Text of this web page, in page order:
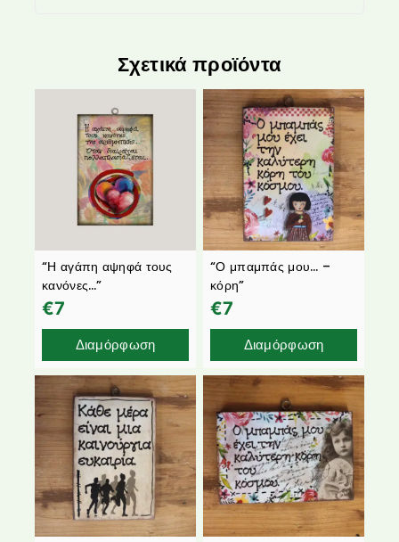
Σχετικά προϊόντα
“Η αγάπη αψηφά τους
κανόνες…”
€7
Διαμόρφωση
“Ο μπαμπάς μου… –
κόρη”
€7
Διαμόρφωση